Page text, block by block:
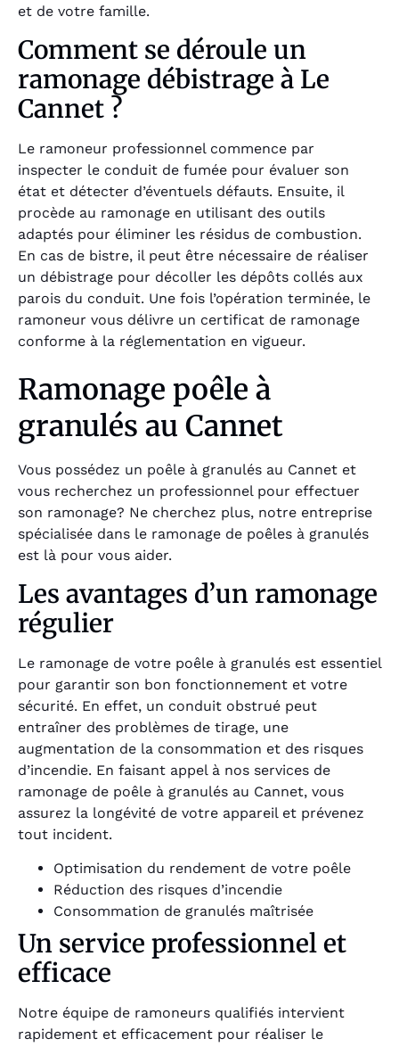
et de votre famille.
Comment se déroule un
ramonage débistrage à Le
Cannet ?
Le ramoneur professionnel commence par
inspecter le conduit de fumée pour évaluer son
état et détecter d’éventuels défauts. Ensuite, il
procède au ramonage en utilisant des outils
adaptés pour éliminer les résidus de combustion.
En cas de bistre, il peut être nécessaire de réaliser
un débistrage pour décoller les dépôts collés aux
parois du conduit. Une fois l’opération terminée, le
ramoneur vous délivre un certificat de ramonage
conforme à la réglementation en vigueur.
Ramonage poêle à
granulés au Cannet
Vous possédez un poêle à granulés au Cannet et
vous recherchez un professionnel pour effectuer
son ramonage? Ne cherchez plus, notre entreprise
spécialisée dans le ramonage de poêles à granulés
est là pour vous aider.
Les avantages d’un ramonage
régulier
Le ramonage de votre poêle à granulés est essentiel
pour garantir son bon fonctionnement et votre
sécurité. En effet, un conduit obstrué peut
entraîner des problèmes de tirage, une
augmentation de la consommation et des risques
d’incendie. En faisant appel à nos services de
ramonage de poêle à granulés au Cannet, vous
assurez la longévité de votre appareil et prévenez
tout incident.
Optimisation du rendement de votre poêle
Réduction des risques d’incendie
Consommation de granulés maîtrisée
Un service professionnel et
efficace
Notre équipe de ramoneurs qualifiés intervient
rapidement et efficacement pour réaliser le